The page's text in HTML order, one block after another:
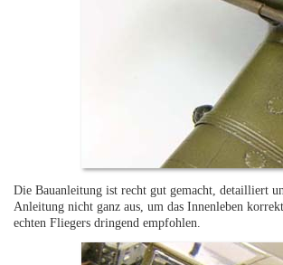
Die Bauanleitung ist recht gut gemacht, detailliert
Anleitung nicht ganz aus, um das Innenleben
echten Fliegers dringend empfohlen.